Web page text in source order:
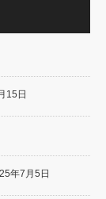
15日
年7月5日